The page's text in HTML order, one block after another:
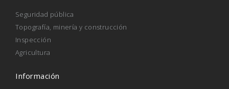
Seguridad pública
Topografía, minería y construcción
Inspección
Agricultura
Información